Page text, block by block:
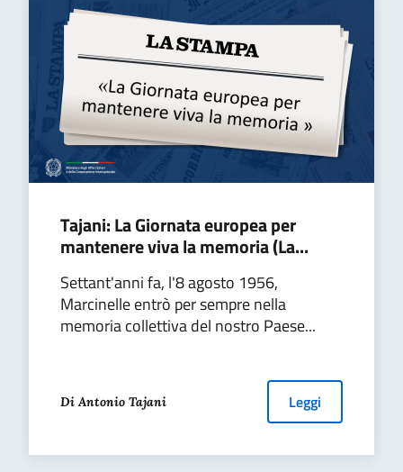
Tajani: La Giornata europea per
mantenere viva la memoria (La...
Settant'anni fa, l'8 agosto 1956,
Marcinelle entrò per sempre nella
memoria collettiva del nostro Paese...
Di Antonio Tajani Leggi